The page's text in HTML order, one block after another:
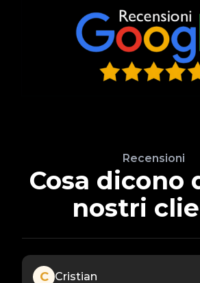
Recensioni
Cosa dicono
nostri
C Cristian